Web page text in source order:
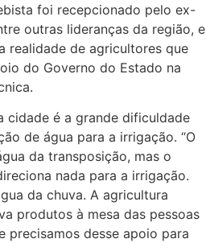
foi recepcionado pelo ex-
outras lideranças da região, e
realidade de agricultores que
do Governo do Estado na
cidade é a grande dificuldade
de água para a irrigação. “O
da transposição, mas o
nada para a irrigação.
da chuva. A agricultura
produtos à mesa das pessoas
precisamos desse apoio para